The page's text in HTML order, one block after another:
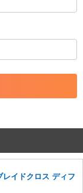
稿
でご注意くだ
イドクロス ディフ